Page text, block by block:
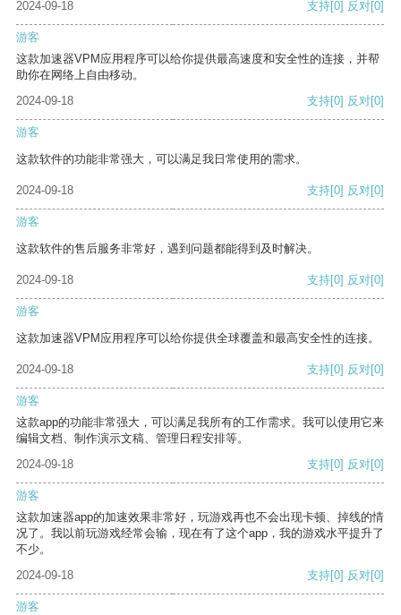
2024-09-18 支持[0] 反对[0]
游客
这款加速器VPM应用程序可以给你提供最高速度和安全性的连接，并帮
助你在网络上自由移动。
2024-09-18
支持[0] 反对[0]
游客
这款软件的功能非常强大，可以满足我日常使用的需求。
2024-09-18 支持[0] 反对[0]
游客
这款软件的售后服务非常好，遇到问题都能得到及时解决。
2024-09-18 支持[0] 反对[0]
游客
这款加速器VPM应用程序可以给你提供全球覆盖和最高安全性的连接。
2024-09-18 支持[0] 反对[0]
游客
这款app的功能非常强大，可以满足我所有的工作需求。我可以使用它来
编辑文档、制作演示文稿、管理日程安排等。
2024-09-18
支持[0] 反对[0]
游客
这款加速器app的加速效果非常好，玩游戏再也不会出现卡顿、掉线的情
况了。我以前玩游戏经常会输，现在有了这个app，我的游戏水平提升了
不少。
2024-09-18
支持[0] 反对[0]
游客